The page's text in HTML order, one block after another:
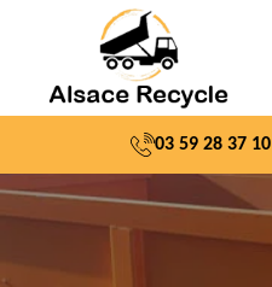
03 59 28 37 10